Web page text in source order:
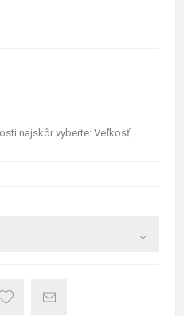
najskôr vyberte: Veľkosť